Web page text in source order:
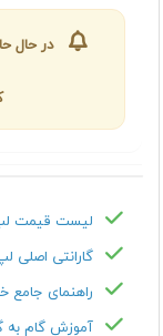
در حال
لیست قیمت
گارانتی
راهنمای جامع
آموزش گام به